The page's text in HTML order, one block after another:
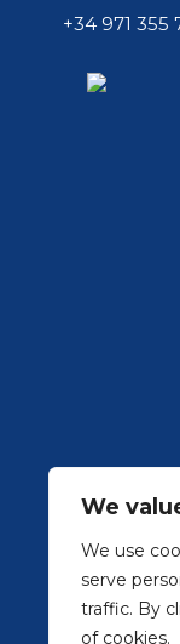
We
We use
serve
traffic. By
of cookies.
¡No
+34 971 355